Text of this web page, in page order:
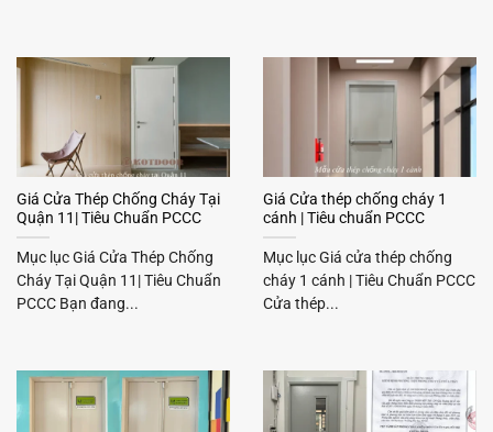
Giá Cửa Thép Chống Cháy Tại
Quận 11| Tiêu Chuẩn PCCC
Mục lục Giá Cửa Thép Chống
Cháy Tại Quận 11| Tiêu Chuẩn
PCCC Bạn đang...
Giá Cửa thép chống cháy 1
cánh | Tiêu chuẩn PCCC
Mục lục Giá cửa thép chống
cháy 1 cánh | Tiêu Chuẩn PCCC
Cửa thép...